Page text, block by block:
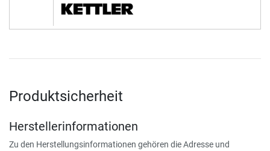
Produktsicherheit
Herstellerinformationen
Zu den Herstellungsinformationen gehören die Adresse und